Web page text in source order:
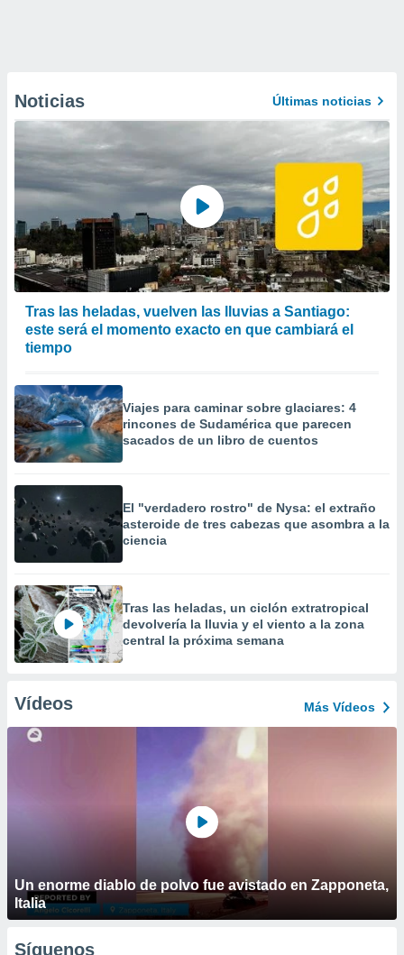
Noticias Últimas noticias
Tras las heladas, vuelven las lluvias a Santiago:
este será el momento exacto en que cambiará el
tiempo
Viajes para caminar sobre glaciares: 4
rincones de Sudamérica que parecen
sacados de un libro de cuentos
El "verdadero rostro" de Nysa: el extraño
asteroide de tres cabezas que asombra a la
ciencia
Tras las heladas, un ciclón extratropical
devolvería la lluvia y el viento a la zona
central la próxima semana
Vídeos Más Vídeos
Un enorme diablo de polvo fue avistado en Zapponeta,
Italia
Síguenos